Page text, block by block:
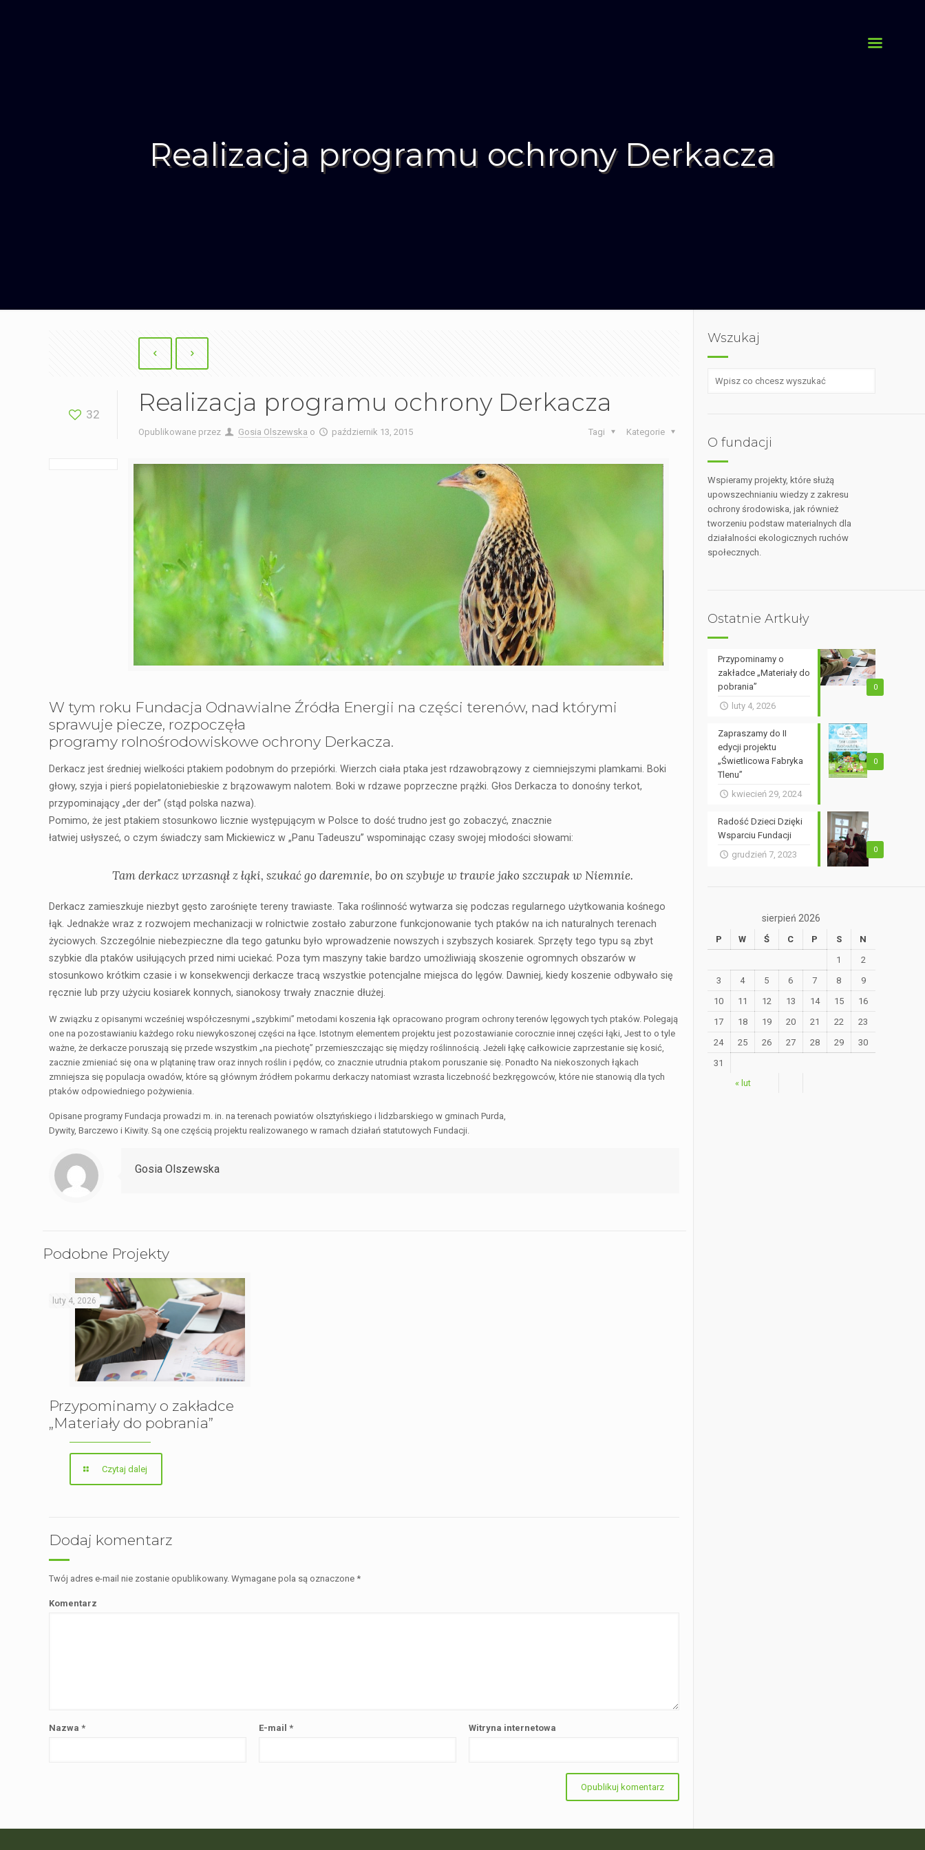
Realizacja programu ochrony Derkacza
32 Realizacja programu ochrony Derkacza
Opublikowane przez Gosia Olszewska o październik 13, 2015 Kategorie
Tagi
W tym roku Fundacja Odnawialne Źródła Energii na części terenów, nad którymi
sprawuje piecze, rozpoczęła
programy rolnośrodowiskowe ochrony Derkacza.
Derkacz jest średniej wielkości ptakiem podobnym do przepiórki. Wierzch ciała ptaka jest rdzawobrązowy z ciemniejszymi plamkami. Boki
głowy, szyja i pierś popielatoniebieskie z brązowawym nalotem. Boki w rdzawe poprzeczne prążki. Głos Derkacza to donośny terkot,
przypominający „der der” (stąd polska nazwa).
Pomimo, że jest ptakiem stosunkowo licznie występującym w Polsce to dość trudno jest go zobaczyć, znacznie
łatwiej usłyszeć, o czym świadczy sam Mickiewicz w „Panu Tadeuszu” wspominając czasy swojej młodości słowami:
Tam derkacz wrzasnął z łąki, szukać go daremnie, bo on szybuje w trawie jako szczupak w Niemnie.
Derkacz zamieszkuje niezbyt gęsto zarośnięte tereny trawiaste. Taka roślinność wytwarza się podczas regularnego użytkowania kośnego
łąk. Jednakże wraz z rozwojem mechanizacji w rolnictwie zostało zaburzone funkcjonowanie tych ptaków na ich naturalnych terenach
życiowych. Szczególnie niebezpieczne dla tego gatunku było wprowadzenie nowszych i szybszych kosiarek. Sprzęty tego typu są zbyt
szybkie dla ptaków usiłujących przed nimi uciekać. Poza tym maszyny takie bardzo umożliwiają skoszenie ogromnych obszarów w
stosunkowo krótkim czasie i w konsekwencji derkacze tracą wszystkie potencjalne miejsca do lęgów. Dawniej, kiedy koszenie odbywało się
ręcznie lub przy użyciu kosiarek konnych, sianokosy trwały znacznie dłużej.
W związku z opisanymi wcześniej współczesnymi „szybkimi” metodami koszenia łąk opracowano program ochrony terenów lęgowych tych ptaków. Polegają
one na pozostawianiu każdego roku niewykoszonej części na łące. Istotnym elementem projektu jest pozostawianie corocznie innej części łąki, Jest to o tyle
ważne, że derkacze poruszają się przede wszystkim „na piechotę” przemieszczając się między roślinnością. Jeżeli łąkę całkowicie zaprzestanie się kosić,
zacznie zmieniać się ona w plątaninę traw oraz innych roślin i pędów, co znacznie utrudnia ptakom poruszanie się. Ponadto Na niekoszonych łąkach
zmniejsza się populacja owadów, które są głównym źródłem pokarmu derkaczy natomiast wzrasta liczebność bezkręgowców, które nie stanowią dla tych
ptaków odpowiedniego pożywienia.
Opisane programy Fundacja prowadzi m. in. na terenach powiatów olsztyńskiego i lidzbarskiego w gminach Purda,
Dywity, Barczewo i Kiwity. Są one częścią projektu realizowanego w ramach działań statutowych Fundacji.
Gosia Olszewska
Podobne Projekty
luty 4, 2026
Przypominamy o zakładce
„Materiały do pobrania”
Czytaj dalej
Dodaj komentarz
Twój adres e-mail nie zostanie opublikowany. Wymagane pola są oznaczone *
Komentarz
Nazwa* E-mail* Witryna internetowa
Wszukaj
O fundacji
Wspieramy projekty, które służą
upowszechnianiu wiedzy z zakresu
ochrony środowiska, jak również
tworzeniu podstaw materialnych dla
działalności ekologicznych ruchów
społecznych.
Ostatnie Artkuły
0
Przypominamy o
zakładce „Materiały do
pobrania”
luty 4, 2026
0
Zapraszamy do II
edycji projektu
„Świetlicowa Fabryka
Tlenu”
kwiecień 29, 2024
0
Radość Dzieci Dzięki
Wsparciu Fundacji
grudzień 7, 2023
sierpień 2026
P W Ś C P S N
« lut
1
2
3
4 5 6 7 8
9
10
11 12 13 14 15
16
17
18 19 20 21 22
23
24
25 26 27 28 29
30
31